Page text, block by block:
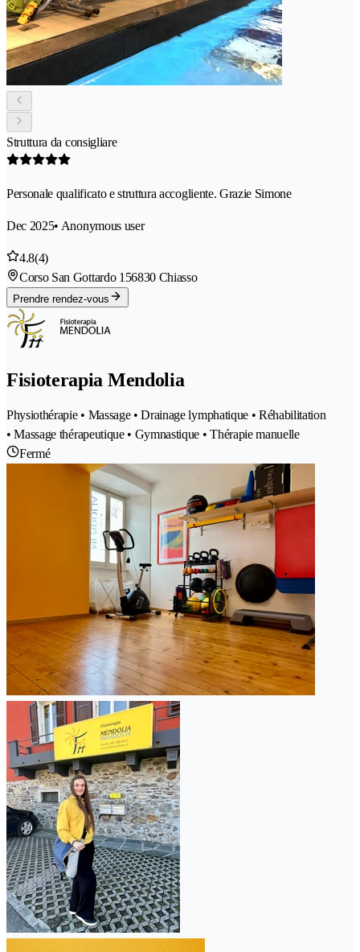
Struttura da consigliare
Personale qualificato e struttura accogliente. Grazie Simone
Dec 2025• Anonymous user
4.8(4)
Corso San Gottardo 156830 Chiasso
Prendre rendez-vous
Fisioterapia Mendolia
Physiothérapie • Massage • Drainage lymphatique • Réhabilitation
• Massage thérapeutique • Gymnastique • Thérapie manuelle
Fermé